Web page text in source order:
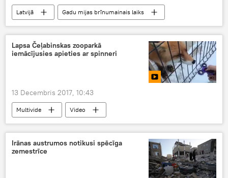
Latvijā Gadu mijas brīnumainais laiks
Lapsa Čeļabinskas zooparkā
iemācījusies apieties ar spinneri
13 Decembris 2017, 10:43
Multivide Video
Irānas austrumos notikusi spēcīga
zemestrīce